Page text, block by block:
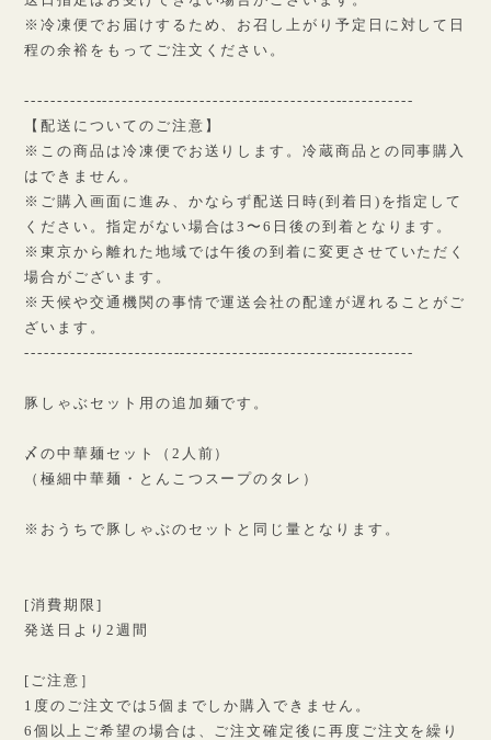
※冷凍便でお届けするため、お召し上がり予定日に対して日
程の余裕をもってご注文ください。
------------------------------------------------------------
【配送についてのご注意】
※この商品は冷凍便でお送りします。冷蔵商品との同事購入
はできません。
※ご購入画面に進み、かならず配送日時(到着日)を指定して
ください。指定がない場合は3〜6日後の到着となります。
※東京から離れた地域では午後の到着に変更させていただく
場合がございます。
※天候や交通機関の事情で運送会社の配達が遅れることがご
ざいます。
------------------------------------------------------------
豚しゃぶセット用の追加麺です。
〆の中華麺セット（2人前）
（極細中華麺・とんこつスープのタレ）
※おうちで豚しゃぶのセットと同じ量となります。
[消費期限]
発送日より2週間
[ご注意］
1度のご注文では5個までしか購入できません。
6個以上ご希望の場合は、ご注文確定後に再度ご注文を繰り